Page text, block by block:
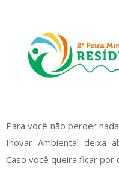
Para você não perder
Inovar Ambiental deixa
Caso você queira ficar por